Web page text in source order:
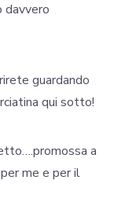
davvero
guardando
qui sotto!
a
per me e per il